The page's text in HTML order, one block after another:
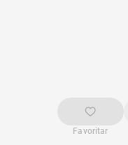
Favoritar